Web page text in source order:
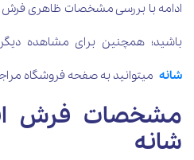
باشید؛ همچنین برای مشاهده
شانهمیتوانید به صفحه فروشگاه
شانه